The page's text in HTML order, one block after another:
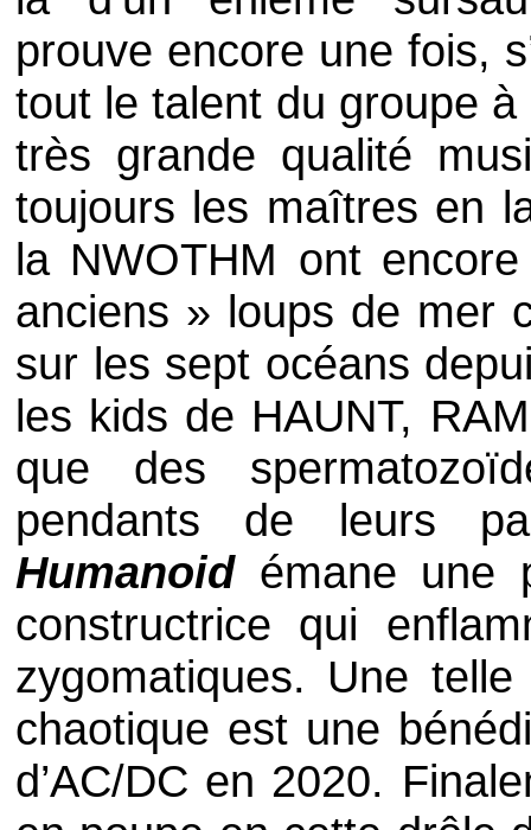
prouve encore une fois,
tout le talent du groupe à
très grande qualité
toujours les maîtres en
la NWOTHM ont
anciens » loups de mer
sur les sept océans
les kids de HAUNT, RAM
que des
pendants de leurs
Humanoidémane une
constructrice qui
zygomatiques. Une
chaotique est une
d’AC/DC en 2020.